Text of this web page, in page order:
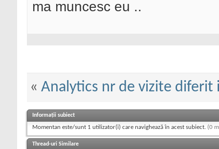
ma muncesc eu ..
« Analytics nr de vizite diferit
Informații subiect
Momentan este/sunt 1 utilizator(i) care navighează în acest subiect. (0
Thread-uri Similare